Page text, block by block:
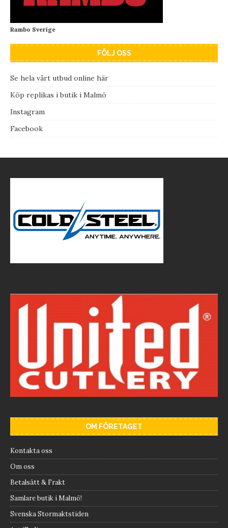
Rambo Sverige
FÖLJ OSS
Se hela vårt utbud online här
Köp replikas i butik i Malmö
Instagram
Facebook
OM FÖRETAGET
Kontakta oss
Om oss
Betalsätt & Frakt
Samlare butik i Malmö!
Svenska Stormaktstiden